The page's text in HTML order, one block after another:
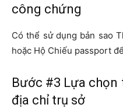
công chứng
Có thể sử dụng bản sao
hoặc Hộ Chiếu passport
Bước #3 Lựa chọn
địa chỉ trụ sở